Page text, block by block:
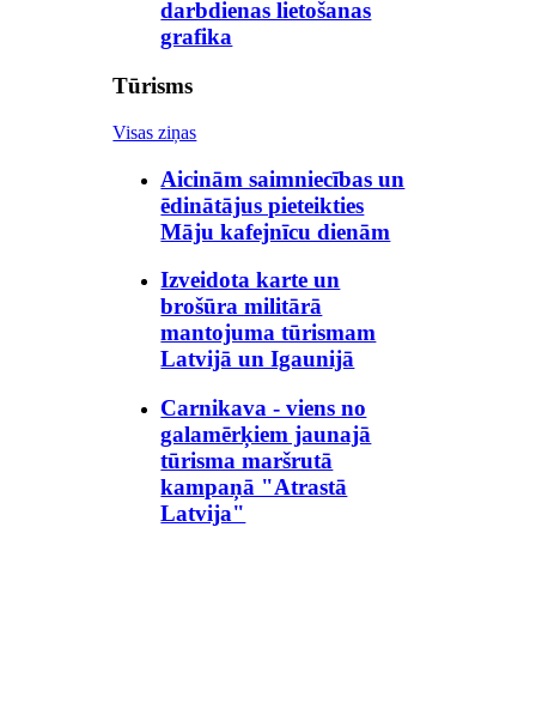
darbdienas lietošanas
grafika
Tūrisms
Visas ziņas
Aicinām saimniecības un
ēdinātājus pieteikties
Māju kafejnīcu dienām
Izveidota karte un
brošūra militārā
mantojuma tūrismam
Latvijā un Igaunijā
Carnikava - viens no
galamērķiem jaunajā
tūrisma maršrutā
kampaņā "Atrastā
Latvija"